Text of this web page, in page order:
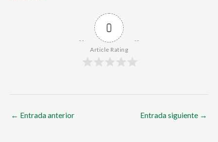
0
Article Rating
← Entrada anterior Entrada siguiente →